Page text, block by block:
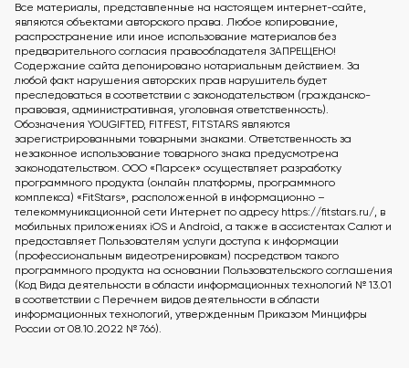
Все материалы, представленные на настоящем интернет-сайте,
являются объектами авторского права. Любое копирование,
распространение или иное использование материалов без
предварительного согласия правообладателя ЗАПРЕЩЕНО!
Содержание сайта депонировано нотариальным действием. За
любой факт нарушения авторских прав нарушитель будет
преследоваться в соответствии с законодательством (гражданско-
правовая, административная, уголовная ответственность).
Обозначения YOUGIFTED, FITFEST, FITSTARS являются
зарегистрированными товарными знаками. Ответственность за
незаконное использование товарного знака предусмотрена
законодательством. ООО «Парсек» осуществляет разработку
программного продукта (онлайн платформы, программного
комплекса) «FitStars», расположенной в информационно –
телекоммуникационной сети Интернет по адресу https://fitstars.ru/, в
мобильных приложениях iOS и Android, а также в ассистентах Салют и
предоставляет Пользователям услуги доступа к информации
(профессиональным видеотренировкам) посредством такого
программного продукта на основании Пользовательского соглашения
(Код Вида деятельности в области информационных технологий № 13.01
в соответствии с Перечнем видов деятельности в области
информационных технологий, утвержденным Приказом Минцифры
России от 08.10.2022 № 766).